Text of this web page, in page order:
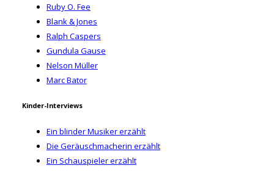
Ruby O. Fee
Blank & Jones
Ralph Caspers
Gundula Gause
Nelson Müller
Marc Bator
Kinder-Interviews
Ein blinder Musiker erzählt
Die Geräuschmacherin erzählt
Ein Schauspieler erzählt